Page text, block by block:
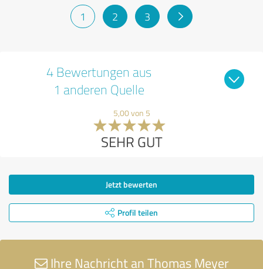
1 2 3
4 Bewertungen aus
1 anderen Quelle
5,00 von 5
SEHR GUT
Jetzt bewerten
Profil teilen
Ihre Nachricht an Thomas Meyer